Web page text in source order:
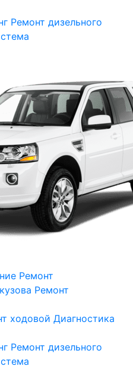
Ремонт дизельного
Ремонт
Ремонт
ходовой Диагностика
Ремонт дизельного